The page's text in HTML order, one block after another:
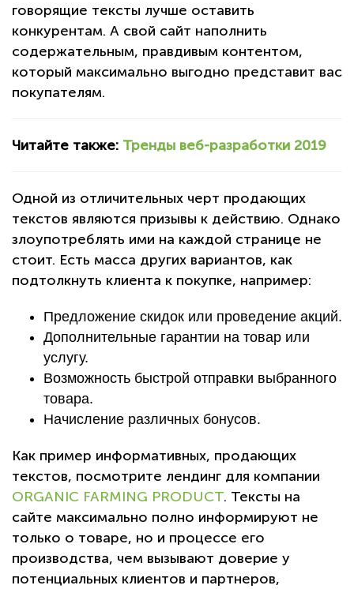
говорящие тексты лучше оставить
конкурентам. А свой сайт наполнить
содержательным, правдивым контентом,
который максимально выгодно представит вас
покупателям.
Читайте также: Тренды веб-разработки 2019
Одной из отличительных черт продающих
текстов являются призывы к действию. Однако
злоупотреблять ими на каждой странице не
стоит. Есть масса других вариантов, как
подтолкнуть клиента к покупке, например:
Предложение скидок или проведение акций.
Дополнительные гарантии на товар или
услугу.
Возможность быстрой отправки выбранного
товара.
Начисление различных бонусов.
Как пример информативных, продающих
текстов, посмотрите лендинг для компании
ORGANIC FARMING PRODUСT. Тексты на
сайте максимально полно информируют не
только о товаре, но и процессе его
производства, чем вызывают доверие у
потенциальных клиентов и партнеров,